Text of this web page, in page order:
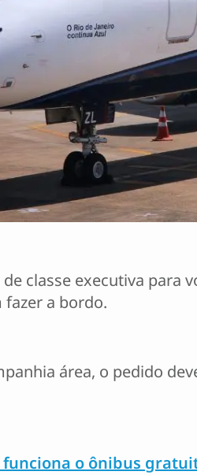
classe executiva para
a bordo.
área, o pedido
funciona o ônibus